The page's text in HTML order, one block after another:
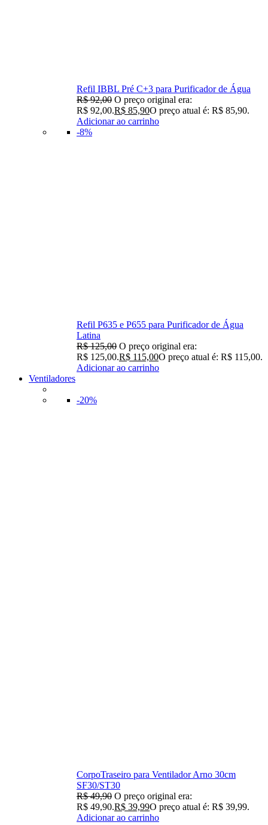
Refil IBBL Pré C+3 para Purificador de Água
R$92,00 O preço original era:
R$ 92,00.R$ 85,90O preço atual é: R$ 85,90.
Adicionar ao carrinho
-8%
Refil P635 e P655 para Purificador de Água
Latina
R$125,00 O preço original era:
R$ 125,00.R$ 115,00O preço atual é: R$ 115,00.
Adicionar ao carrinho
Ventiladores
-20%
CorpoTraseiro para Ventilador Arno 30cm
SF30/ST30
R$49,90 O preço original era:
R$ 49,90.R$ 39,99O preço atual é: R$ 39,99.
Adicionar ao carrinho